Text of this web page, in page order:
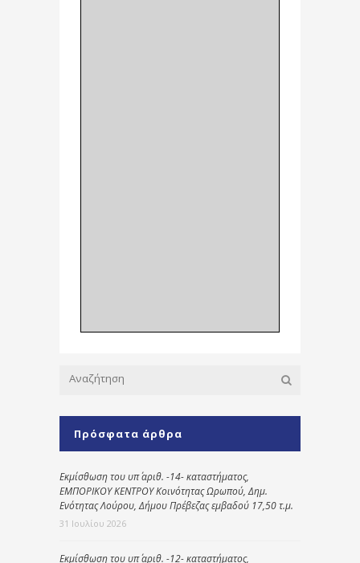
Πρόσφατα άρθρα
Εκμίσθωση του υπ΄ αριθ. -14- καταστήματος,
ΕΜΠΟΡΙΚΟΥ ΚΕΝΤΡΟΥ Κοινότητας Ωρωπού, Δημ.
Ενότητας Λούρου, Δήμου Πρέβεζας εμβαδού 17,50 τ.μ.
31 Ιουλίου 2026
Εκμίσθωση του υπ΄ αριθ. -12- καταστήματος,